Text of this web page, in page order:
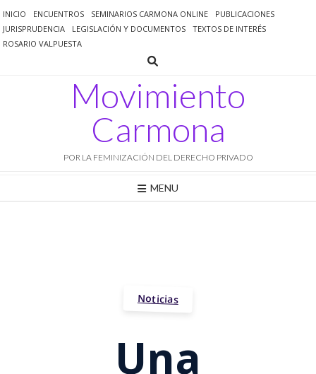
al
contenido
INICIO ENCUENTROS SEMINARIOS CARMONA ONLINE
PUBLICACIONES
JURISPRUDENCIA
LEGISLACIÓN Y DOCUMENTOS
TEXTOS DE INTERÉS
ROSARIO VALPUESTA
Movimiento
Carmona
POR LA FEMINIZACIÓN DEL DERECHO PRIVADO
MENU
Noticias
Una